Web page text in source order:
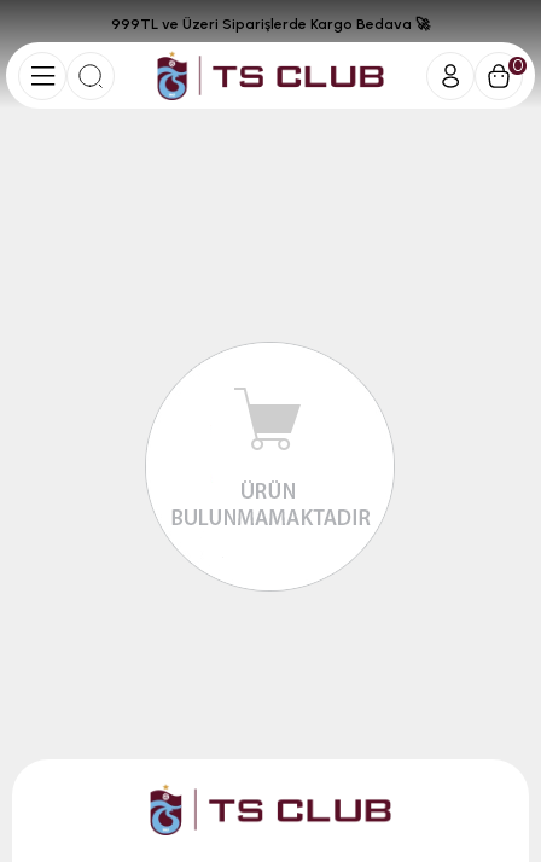
0
999TL ve Üzeri Siparişlerde Kargo Bedava 🚀